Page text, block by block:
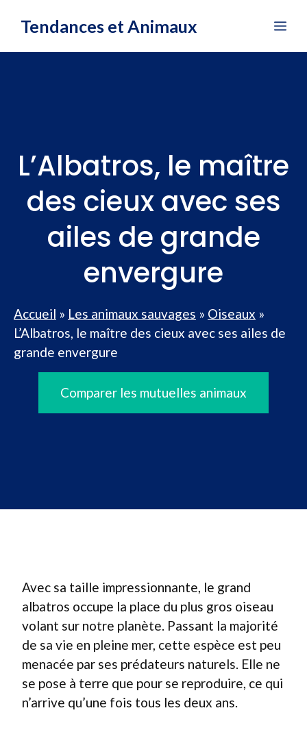
Tendances et Animaux
L’Albatros, le maître
des cieux avec ses
ailes de grande
envergure
Accueil » Les animaux sauvages » Oiseaux »
L’Albatros, le maître des cieux avec ses ailes de
grande envergure
Comparer les mutuelles animaux
Avec sa taille impressionnante, le grand
albatros occupe la place du plus gros oiseau
volant sur notre planète. Passant la majorité
de sa vie en pleine mer, cette espèce est peu
menacée par ses prédateurs naturels. Elle ne
se pose à terre que pour se reproduire, ce qui
n’arrive qu’une fois tous les deux ans.